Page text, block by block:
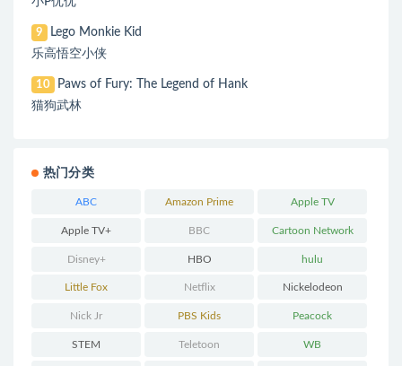
9
Lego Monkie Kid
乐高悟空小侠
10
Paws of Fury: The Legend of Hank
猫狗武林
热门分类
ABC Amazon Prime Apple TV
Apple TV+ BBC Cartoon Network
Disney+ HBO hulu
Little Fox Netflix Nickelodeon
Nick Jr PBS Kids Peacock
STEM Teletoon WB